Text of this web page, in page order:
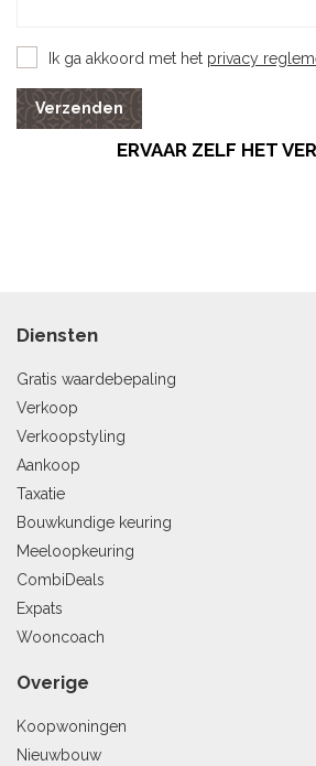
Ik ga akkoord met het privacy
Verzenden
ERVAAR ZELF HET
Diensten
Gratis waardebepaling
Verkoop
Verkoopstyling
Aankoop
Taxatie
Bouwkundige keuring
Meeloopkeuring
CombiDeals
Expats
Wooncoach
Overige
Koopwoningen
Nieuwbouw